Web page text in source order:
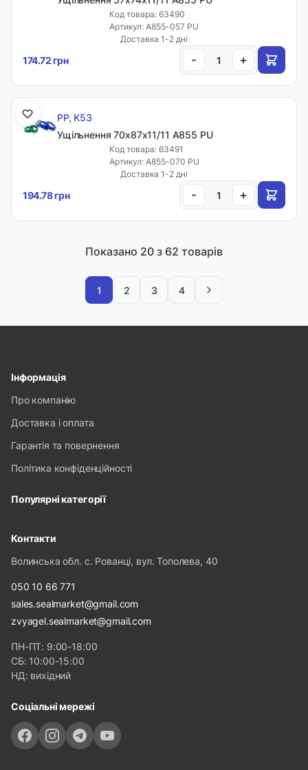
Код товара: 63490
Артикул: A855-057 PU
Доставка 1-2 дні
174.72 грн - +
PP, K53
Ущільнення 70х87х11/11 A855 PU
Код товара: 63491
Артикул: A855-070 PU
Доставка 1-2 дні
194.78 грн - +
Показано 20 з 62 товарів
1 2 3 4
Інформація
Про компанію
Доставка і оплата
Гарантія та повернення
Політика конфіденційності
Популярні категорії
Контакти
Волинська обл. с. Рованці, вул. Тополева, 40
050 10 66 771
sales.sealmarket@gmail.com
zvyagel.sealmarket@gmail.com
ПН-ПТ: 9:00-18:00
СБ: 10:00-15:00
НД: вихідний
Соціальні мережі